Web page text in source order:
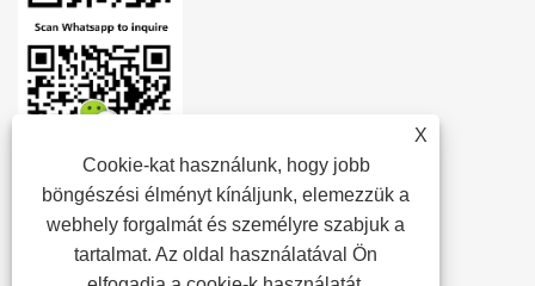
X
Cookie-kat használunk, hogy jobb
böngészési élményt kínáljunk, elemezzük a
webhely forgalmát és személyre szabjuk a
tartalmat. Az oldal használatával Ön